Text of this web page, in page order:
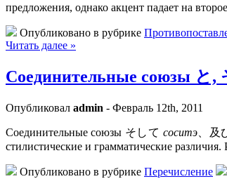
предложения, однако акцент падает на
Опубликовано в рубрике
Читать далее »
Соединительные союзы と,
Опубликовал admin - Февраль 12th, 2011
Соединительные союзы そして соситэ、及
стилистические и грамматические различия.
Опубликовано в рубрике Перечисление